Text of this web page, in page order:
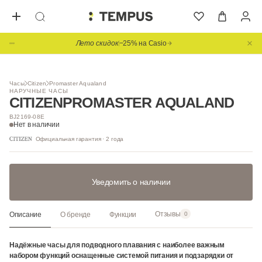
Лето скидок−25% на Casio
Часы Citizen Promaster Aqualand
НАРУЧНЫЕ ЧАСЫ
CITIZENPROMASTER AQUALAND
BJ2169-08E
Нет в наличии
Официальная гарантия · 2 года
MADE IN JAPAN
1/ 3
Уведомить о наличии
Описание О бренде Функции Отзывы 0
Надёжные часы для подводного плавания с наиболее важным
набором функций оснащенные системой питания и подзарядки от